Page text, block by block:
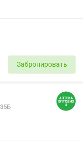
Забронировать